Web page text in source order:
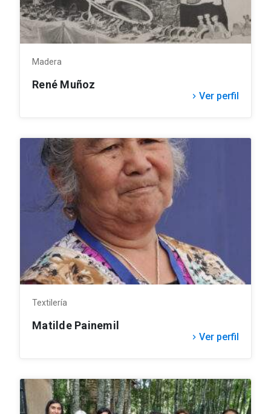
Madera
René Muñoz
keyboard_arrow_right Ver perfil
Textilería
Matilde Painemil
keyboard_arrow_right Ver perfil